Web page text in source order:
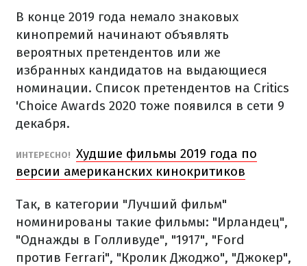
В конце 2019 года немало знаковых
кинопремий начинают объявлять
вероятных претендентов или же
избранных кандидатов на выдающиеся
номинации. Список претендентов на Critics
'Choice Awards 2020 тоже появился в сети 9
декабря.
ИНТЕРЕСНО! Худшие фильмы 2019 года по
версии американских кинокритиков
Так, в категории "Лучший фильм"
номинированы такие фильмы: "Ирландец",
"Однажды в Голливуде", "1917", "Ford
против Ferrari", "Кролик Джоджо", "Джокер",